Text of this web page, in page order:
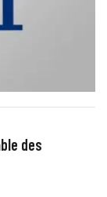
des